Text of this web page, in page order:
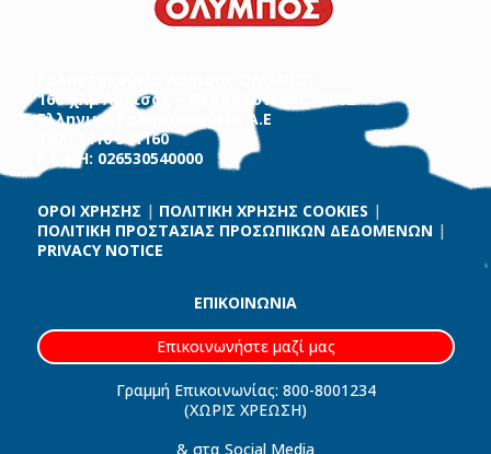
16ο χλμ Λάρισας – Θεσσαλονίκης 41002
Ελληνικά Γαλακτοκομεία Α.Ε
Τηλ. 2410 541160
Γ.Ε.ΜΗ: 026530540000
ΟΡΟΙ ΧΡΗΣΗΣ | ΠΟΛΙΤΙΚΗ ΧΡΗΣΗΣ COOKIES |
ΠΟΛΙΤΙΚΗ ΠΡΟΣΤΑΣΙΑΣ ΠΡΟΣΩΠΙΚΩΝ ΔΕΔΟΜΕΝΩΝ |
PRIVACY NOTICE
ΕΠΙΚΟΙΝΩΝΙΑ
Επικοινωνήστε μαζί μας
Γραμμή Επικοινωνίας: 800-8001234
(ΧΩΡΙΣ ΧΡΕΩΣΗ)
& στα Social Media